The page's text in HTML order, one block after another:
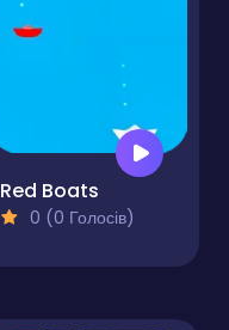
Red Boats
0 (0 Голосів)